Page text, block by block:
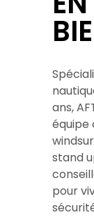
ans,
équipe
stand
pour